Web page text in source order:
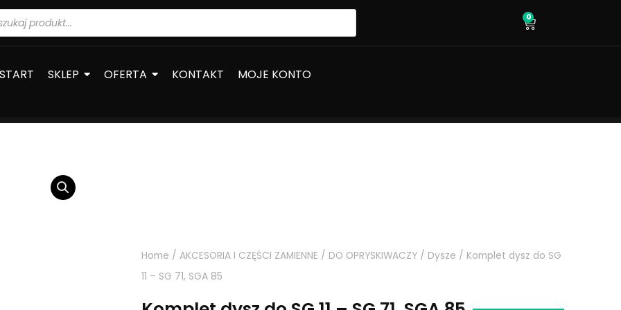
0 wózek
START SKLEP OFERTA KONTAKT MOJE KONTO
Home / AKCESORIA I CZĘŚCI ZAMIENNE / DO OPRYSKIWACZY / Dysze / Komplet dysz do SG
11 – SG 71, SGA 85